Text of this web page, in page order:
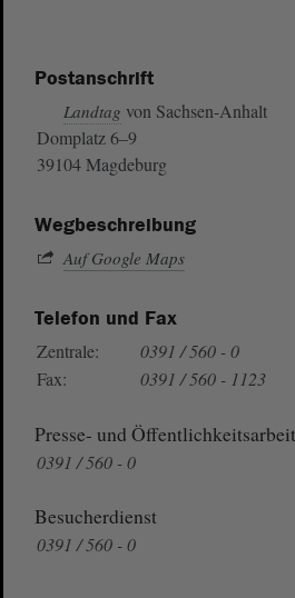
Postanschrift
Landtag von Sachsen-Anhalt
Domplatz 6–9
39104 Magdeburg
Wegbeschreibung
Auf Google Maps
Telefon und Fax
Zentrale:
0391 / 560 - 0
Fax:
0391 / 560 - 1123
Presse- und Öffentlichkeitsarbeit
0391 / 560 - 0
Besucherdienst
0391 / 560 - 0